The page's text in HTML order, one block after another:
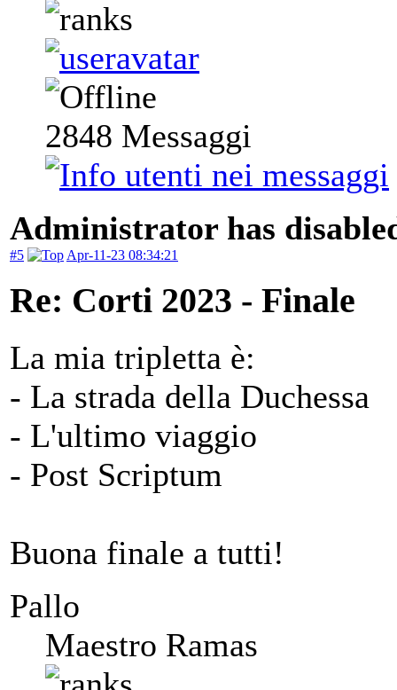
2848 Messaggi
Administrator has
#5 Apr-11-23 08:34:21
Re: Corti 2023 - Finale
La mia tripletta è:
- La strada della Duchessa
- L'ultimo viaggio
- Post Scriptum
Buona finale a tutti!
Pallo
Maestro Ramas